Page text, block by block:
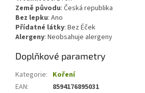
Země původu: Česká republika
Bez lepku: Ano
Přídatné látky: Bez Éček
Alergeny: Neobsahuje alergeny
Doplňkové parametry
Kategorie: Koření
EAN: 8594176895031